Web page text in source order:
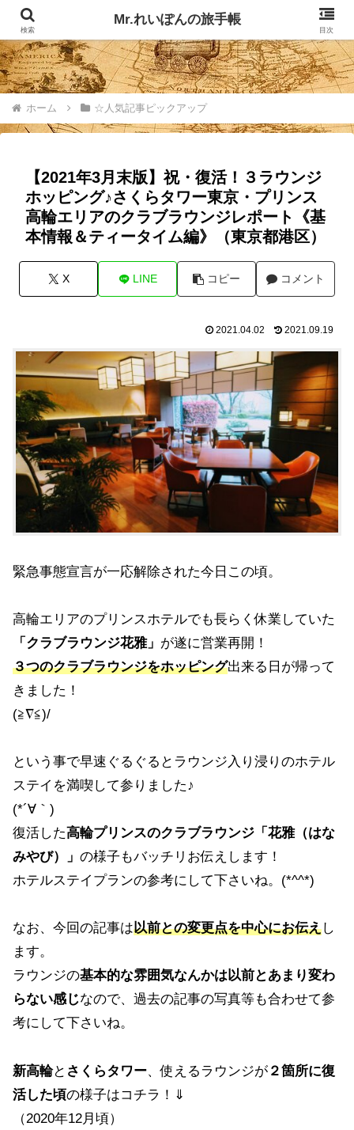
記事掲載マップ お問い合わせ
ホーム ☆人気記事ピックアップ
【2021年3月末版】祝・復活！３ラウンジ
ホッピング♪さくらタワー東京・プリンス
高輪エリアのクラブラウンジレポート《基
本情報＆ティータイム編》（東京都港区）
X LINE コピー コメント
2021.04.02 2021.09.19
緊急事態宣言が一応解除された今日この頃。
高輪エリアのプリンスホテルでも長らく休業していた
「クラブラウンジ花雅」 が遂に営業再開！
３つのクラブラウンジをホッピング出来る日が帰って
きました！
(≧∇≦)/
という事で早速ぐるぐるとラウンジ入り浸りのホテル
ステイを満喫して参りました♪
(*´∀｀)
復活した高輪プリンスのクラブラウンジ「花雅（はな
みやび）」 の様子もバッチリお伝えします！
ホテルステイプランの参考にして下さいね。(*^^*)
なお、今回の記事は以前との変更点を中心にお伝えし
ます。
ラウンジの基本的な雰囲気なんかは以前とあまり変わ
らない感じなので、過去の記事の写真等も合わせて参
考にして下さいね。
新高輪と さくらタワー、使えるラウンジが ２箇所に復
活した頃の様子はコチラ！⇓
（2020年12月頃）
検索
Mr.れいぽんの旅手帳
目次